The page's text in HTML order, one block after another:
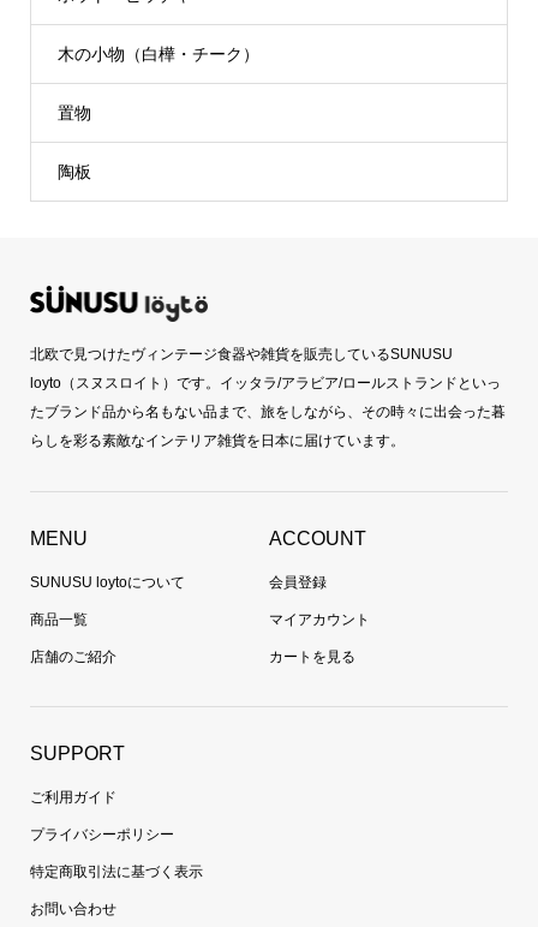
木の小物（白樺・チーク）
置物
陶板
北欧で見つけたヴィンテージ食器や雑貨を販売しているSUNUSU
loyto（スヌスロイト）です。イッタラ/アラビア/ロールストランドといっ
たブランド品から名もない品まで、旅をしながら、その時々に出会った暮
らしを彩る素敵なインテリア雑貨を日本に届けています。
MENU
SUNUSU loytoについて
商品一覧
店舗のご紹介
ACCOUNT
会員登録
マイアカウント
カートを見る
SUPPORT
ご利用ガイド
プライバシーポリシー
特定商取引法に基づく表示
お問い合わせ